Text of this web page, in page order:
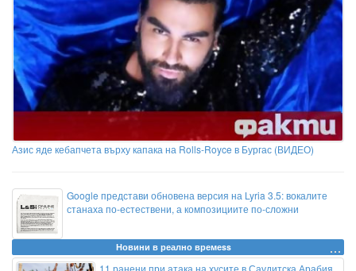
Азис яде кебапчета върху капака на Rolls-Royce в Бургас (ВИДЕО)
Google представи обновена версия на Lyria 3.5: вокалите
станаха по-естествени, а композициите по-сложни
Новини в реално времеss